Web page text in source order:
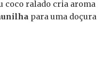
coco ralado cria aroma
para uma doçura